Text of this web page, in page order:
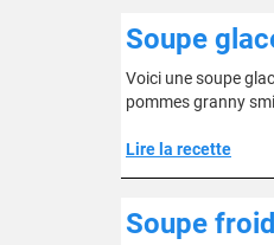
Soupe
Voici une soupe
pommes granny
Lire la recette
Soupe